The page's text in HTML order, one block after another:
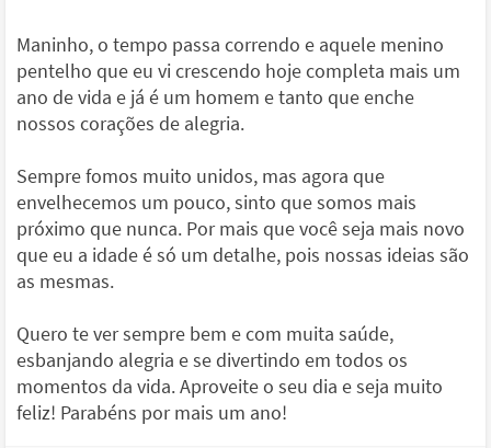
Maninho, o tempo passa correndo e aquele menino
pentelho que eu vi crescendo hoje completa mais um
ano de vida e já é um homem e tanto que enche
nossos corações de alegria.
Sempre fomos muito unidos, mas agora que
envelhecemos um pouco, sinto que somos mais
próximo que nunca. Por mais que você seja mais novo
que eu a idade é só um detalhe, pois nossas ideias são
as mesmas.
Quero te ver sempre bem e com muita saúde,
esbanjando alegria e se divertindo em todos os
momentos da vida. Aproveite o seu dia e seja muito
feliz! Parabéns por mais um ano!